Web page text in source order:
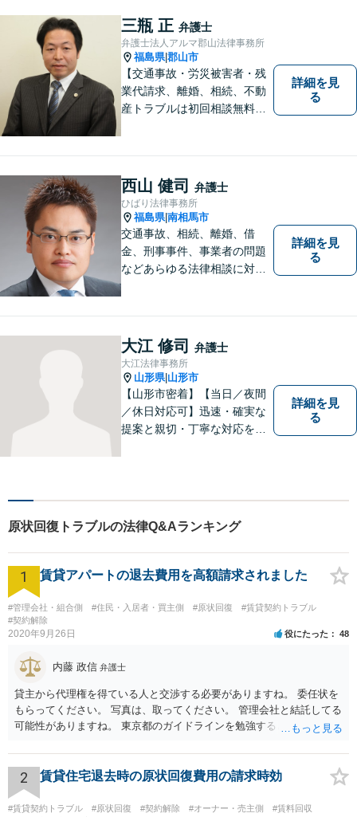
三瓶 正 弁護士
弁護士法人アルマ郡山法律事務所
福島県|郡山市
【交通事故・労災被害者・残
業代請求、離婚、相続、不動
産トラブルは初回相談無料】
は着手金0円です。【電話相談
も可能】
詳細を見
る
西山 健司 弁護士
ひばり法律事務所
福島県|南相馬市
交通事故、相続、離婚、借
金、刑事事件、事業者の問題
などあらゆる法律相談に対応
守ることが第一です。 お困り
ごとがありましたら、まずは
ご相談ください。
詳細を見
る
大江 修司 弁護士
大江法律事務所
山形県| 山形市
【山形市密着】【当日／夜間
／休日対応可】迅速・確実な
提案と親切・丁寧な対応をい
可】不安や問題について法的
て、より良い解決に導くお手
伝いをいたします。
詳細を見
る
原状回復トラブルの法律Q&Aランキング
1 賃貸アパートの退去費用を高額請求されました
#管理会社・組合側 #住民・入居者・買主側 #原状回復
#賃貸契約トラブル
#契約解除
2020年9月26日 役にたった 48
内藤 政信 弁護士
貸主から代理権を得ている人と交渉する必要がありますね。 委任状を
もらってください。 写真は、取ってください。 管理会社と結託してる
可能性がありますね。 東京都のガイドラインを勉強するといいでしょ
2 賃貸住宅退去時の原状回復費用の請求時効
#賃貸契約トラブル #原状回復 #契約解除 #オーナー・売主側
#賃料回収